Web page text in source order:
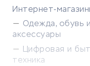
Интернет-
Одежда, обувь и
аксессуары
Цифровая и
техника